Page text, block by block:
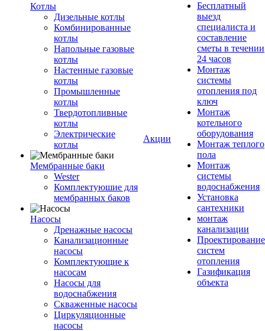
Котлы
Дизельные котлы
Комбинированные
котлы
Напольные газовые
котлы
Настенные газовые
котлы
Промышленные
котлы
Твердотопливные
котлы
Электрические
котлы
Мембранные баки
Wester
Комплектуюшие для
мембранных баков
Насосы
Дренажные насосы
Канализационные
насосы
Комплектующие к
насосам
Насосы для
водоснабжения
Скваженные насосы
Циркуляционные
насосы
Акции
Бесплатный
выезд
специалиста и
составление
сметы в течении
24 часов
Монтаж
системы
отопления под
ключ
Монтаж
котельного
оборудования
Монтаж теплого
пола
Монтаж
системы
водоснабжения
Установка
сантехники
монтаж
канализации
Проектирование
систем
отопления
Газификация
объекта